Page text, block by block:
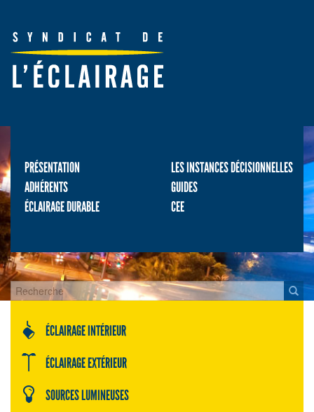
PRÉSENTATION
LES INSTANCES DÉCISIONNELLES
ADHÉRENTS
GUIDES
ÉCLAIRAGE DURABLE
CEE
ÉCLAIRAGE INTÉRIEUR
ÉCLAIRAGE EXTÉRIEUR
SOURCES LUMINEUSES